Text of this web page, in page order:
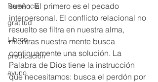
Demencia
gratitud
Libros
predicación
ayuno
sueño. El primero es el pecado
interpersonal. El conflicto relacional no
resuelto se filtra en nuestra alma,
mientras nuestra mente busca
continuamente una solución. La
Palabra de Dios tiene la instrucción
que necesitamos: busca el perdón por